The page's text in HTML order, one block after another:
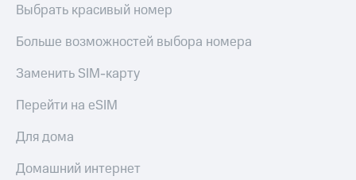
Выбрать красивый номер
Больше возможностей выбора номера
Заменить SIM-карту
Перейти на eSIM
Для дома
Домашний интернет